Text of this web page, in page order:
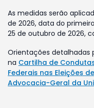
As medidas serão
de 2026, data do
25 de outubro de 2026,
Orientações detalhadas
na Cartilha de
Federais nas Eleições
Advocacia-Geral da